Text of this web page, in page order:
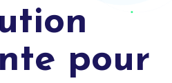
pour